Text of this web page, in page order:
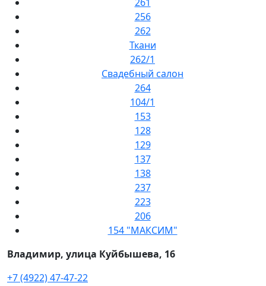
256
262
Ткани
262/1
Свадебный салон
264
104/1
153
128
129
137
138
237
223
206
154 "МАКСИМ"
Владимир, улица Куйбышева, 16
+7 (4922) 47-47-22